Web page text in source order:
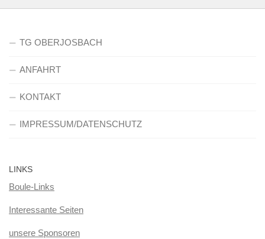
TG OBERJOSBACH
ANFAHRT
KONTAKT
IMPRESSUM/DATENSCHUTZ
LINKS
Boule-Links
Interessante Seiten
unsere Sponsoren